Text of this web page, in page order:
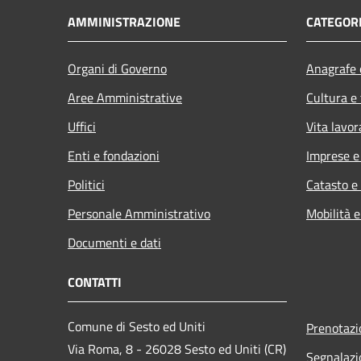
AMMINISTRAZIONE
Organi di Governo
Aree Amministrative
Uffici
Enti e fondazioni
Politici
Personale Amministrativo
Documenti e dati
Cultura
Vita
Imprese
Catasto
Mobilità
CONTATTI
Comune di Sesto ed Uniti
Via Roma, 8 - 26028 Sesto ed Uniti (CR)